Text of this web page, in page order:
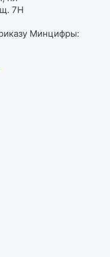
7Н
Минцифры: